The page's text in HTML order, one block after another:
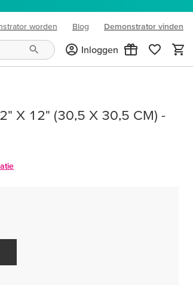
worden Blog
(opens in new tab)
Demonstrator vinden
Inloggen
X 12" (30,5 X 30,5 CM) -